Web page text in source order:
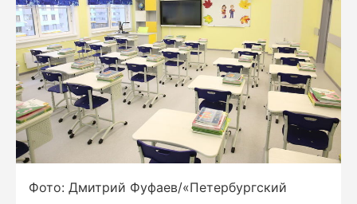
Фото: Дмитрий Фуфаев/«Петербургский